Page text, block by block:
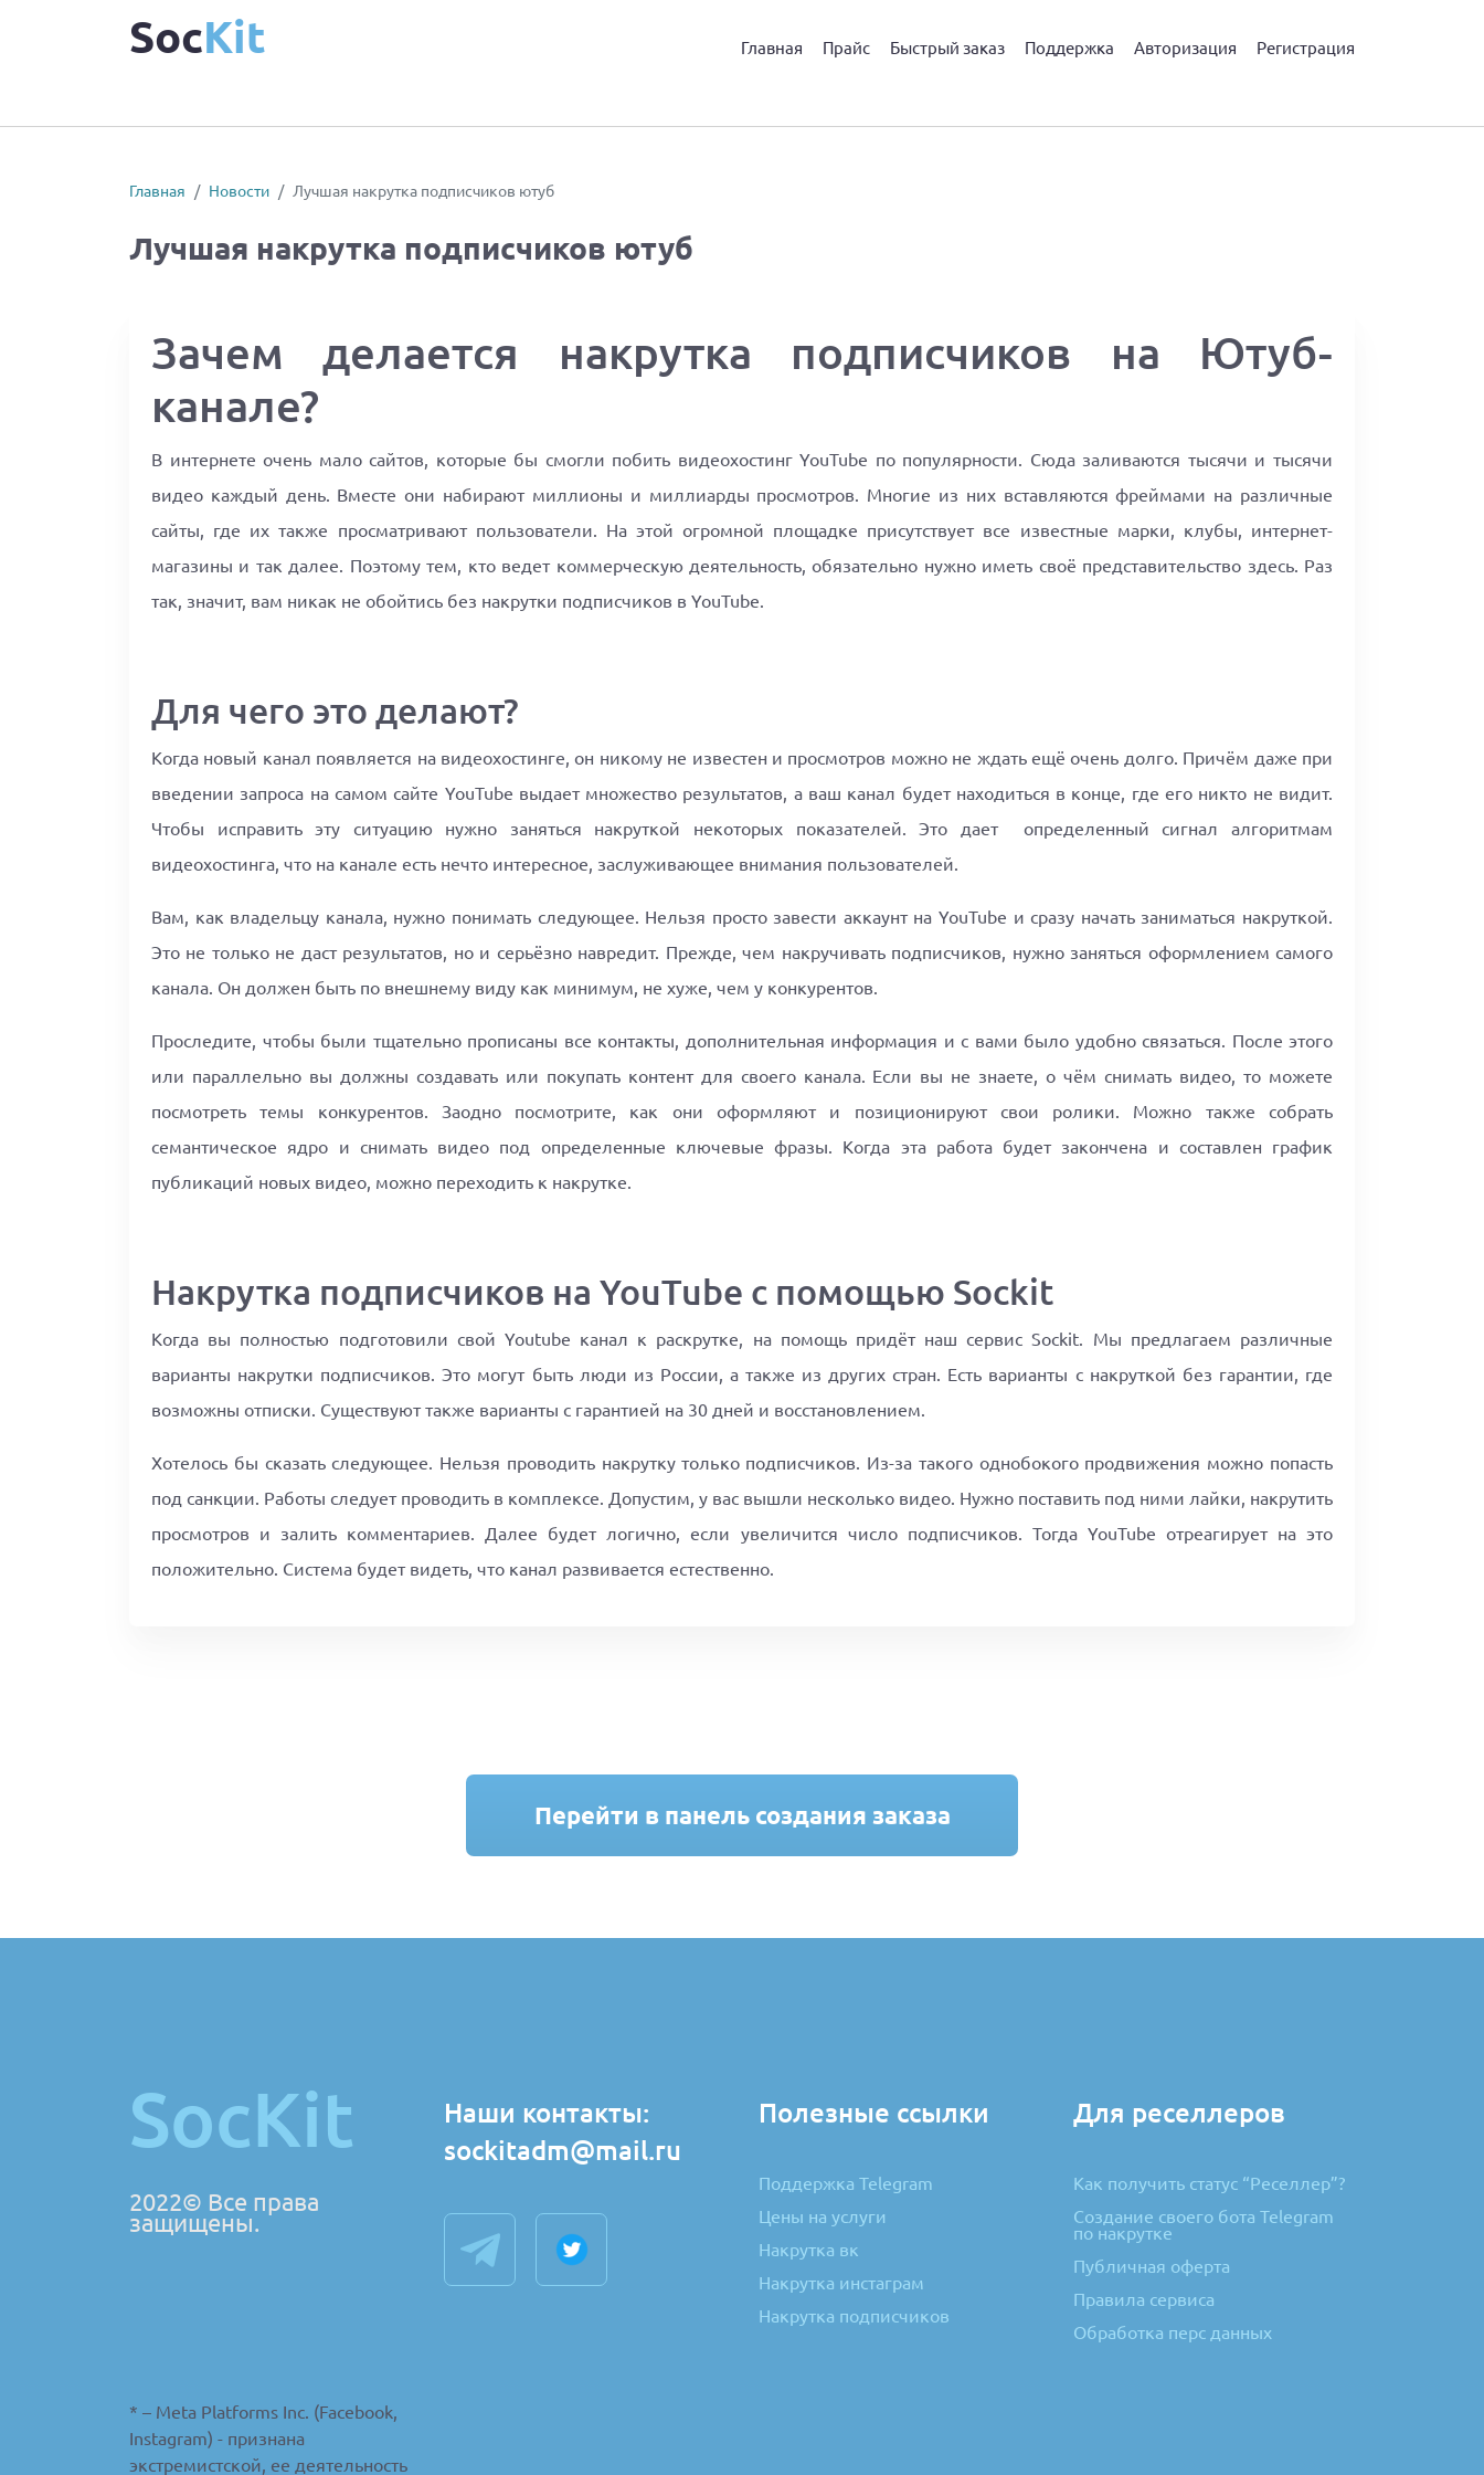
SocKit Главная Прайс Быстрый заказ Поддержка Авторизация Регистрация
Главная Новости Лучшая накрутка подписчиков ютуб
Лучшая накрутка подписчиков ютуб
Зачем делается накрутка подписчиков на Ютуб-
канале?
В интернете очень мало сайтов, которые бы смогли побить видеохостинг YouTube по популярности. Сюда заливаются тысячи и тысячи
видео каждый день. Вместе они набирают миллионы и миллиарды просмотров. Многие из них вставляются фреймами на различные
сайты, где их также просматривают пользователи. На этой огромной площадке присутствует все известные марки, клубы, интернет-
магазины и так далее. Поэтому тем, кто ведет коммерческую деятельность, обязательно нужно иметь своё представительство здесь. Раз
так, значит, вам никак не обойтись без накрутки подписчиков в YouTube.
Для чего это делают?
Когда новый канал появляется на видеохостинге, он никому не известен и просмотров можно не ждать ещё очень долго. Причём даже при
введении запроса на самом сайте YouTube выдает множество результатов, а ваш канал будет находиться в конце, где его никто не видит.
Чтобы исправить эту ситуацию нужно заняться накруткой некоторых показателей. Это дает
определенный сигнал алгоритмам
видеохостинга, что на канале есть нечто интересное, заслуживающее внимания пользователей.
Вам, как владельцу канала, нужно понимать следующее. Нельзя просто завести аккаунт на YouTube и сразу начать заниматься накруткой.
Это не только не даст результатов, но и серьёзно навредит. Прежде, чем накручивать подписчиков, нужно заняться оформлением самого
канала. Он должен быть по внешнему виду как минимум, не хуже, чем у конкурентов.
Проследите, чтобы были тщательно прописаны все контакты, дополнительная информация и с вами было удобно связаться. После этого
или параллельно вы должны создавать или покупать контент для своего канала. Если вы не знаете, о чём снимать видео, то можете
посмотреть темы конкурентов. Заодно посмотрите, как они оформляют и позиционируют свои ролики. Можно также собрать
семантическое ядро и снимать видео под определенные ключевые фразы. Когда эта работа будет закончена и составлен график
публикаций новых видео, можно переходить к накрутке.
Накрутка подписчиков на YouTube с помощью Sockit
Когда вы полностью подготовили свой Youtube канал к раскрутке, на помощь придёт наш сервис Sockit. Мы предлагаем различные
варианты накрутки подписчиков. Это могут быть люди из России, а также из других стран. Есть варианты с накруткой без гарантии, где
возможны отписки. Существуют также варианты с гарантией на 30 дней и восстановлением.
Хотелось бы сказать следующее. Нельзя проводить накрутку только подписчиков. Из-за такого однобокого продвижения можно попасть
под санкции. Работы следует проводить в комплексе. Допустим, у вас вышли несколько видео. Нужно поставить под ними лайки, накрутить
просмотров и залить комментариев. Далее будет логично, если увеличится число подписчиков. Тогда YouTube отреагирует на это
положительно. Система будет видеть, что канал развивается естественно.
Перейти в панель создания заказа
SocKit
2022© Все права
защищены.
* – Meta Platforms Inc. (Facebook,
Instagram) - признана
экстремистской, ее деятельность
Наши контакты:
sockitadm@mail.ru
Полезные ссылки
Поддержка Telegram
Цены на услуги
Накрутка вк
Накрутка инстаграм
Накрутка подписчиков
Для реселлеров
Как получить статус “Реселлер”?
Создание своего бота Telegram
по накрутке
Публичная оферта
Правила сервиса
Обработка перс данных